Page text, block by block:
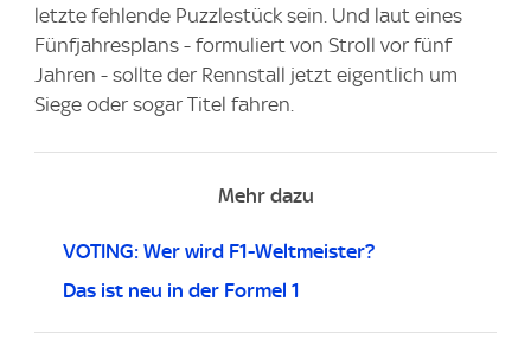
letzte fehlende Puzzlestück sein. Und laut eines
Fünfjahresplans - formuliert von Stroll vor fünf
Jahren - sollte der Rennstall jetzt eigentlich um
Siege oder sogar Titel fahren.
Mehr dazu
VOTING: Wer wird F1-Weltmeister?
Das ist neu in der Formel 1